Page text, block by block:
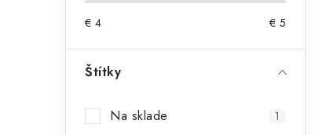
n € 4 € 5
Štítky
Na sklade 1